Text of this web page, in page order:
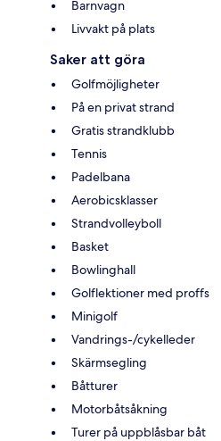
Barnvagn
Livvakt på plats
Saker att göra
Golfmöjligheter
På en privat strand
Gratis strandklubb
Tennis
Padelbana
Aerobicsklasser
Strandvolleyboll
Basket
Bowlinghall
Golflektioner med proffs
Minigolf
Vandrings-/cykelleder
Skärmsegling
Båtturer
Motorbåtsåkning
Turer på uppblåsbar båt